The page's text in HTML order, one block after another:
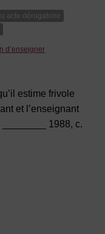
acte dérogatoire
d’enseigner
estime frivole
et l’enseignant
1988, c.